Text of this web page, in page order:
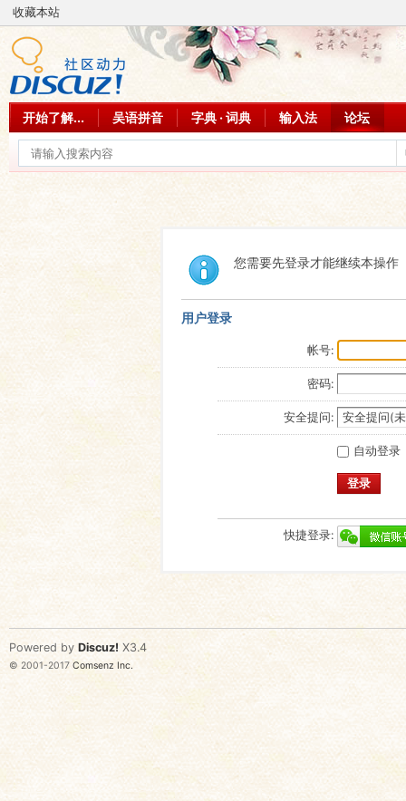
收藏本站
开始了解... 吴语拼音 字典 · 词典 输入法 论坛
您需要先登录才能继续本操作
用户登录
帐号:
密码:
安全提问:
自动登录
登录
快捷登录:
Powered by Discuz! X3.4
© 2001-2017 Comsenz Inc.